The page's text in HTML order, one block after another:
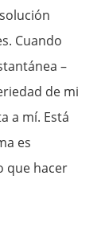
Cuando
–
de mi
a mí. Está
es
que hacer